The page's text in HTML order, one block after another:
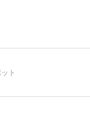
ト